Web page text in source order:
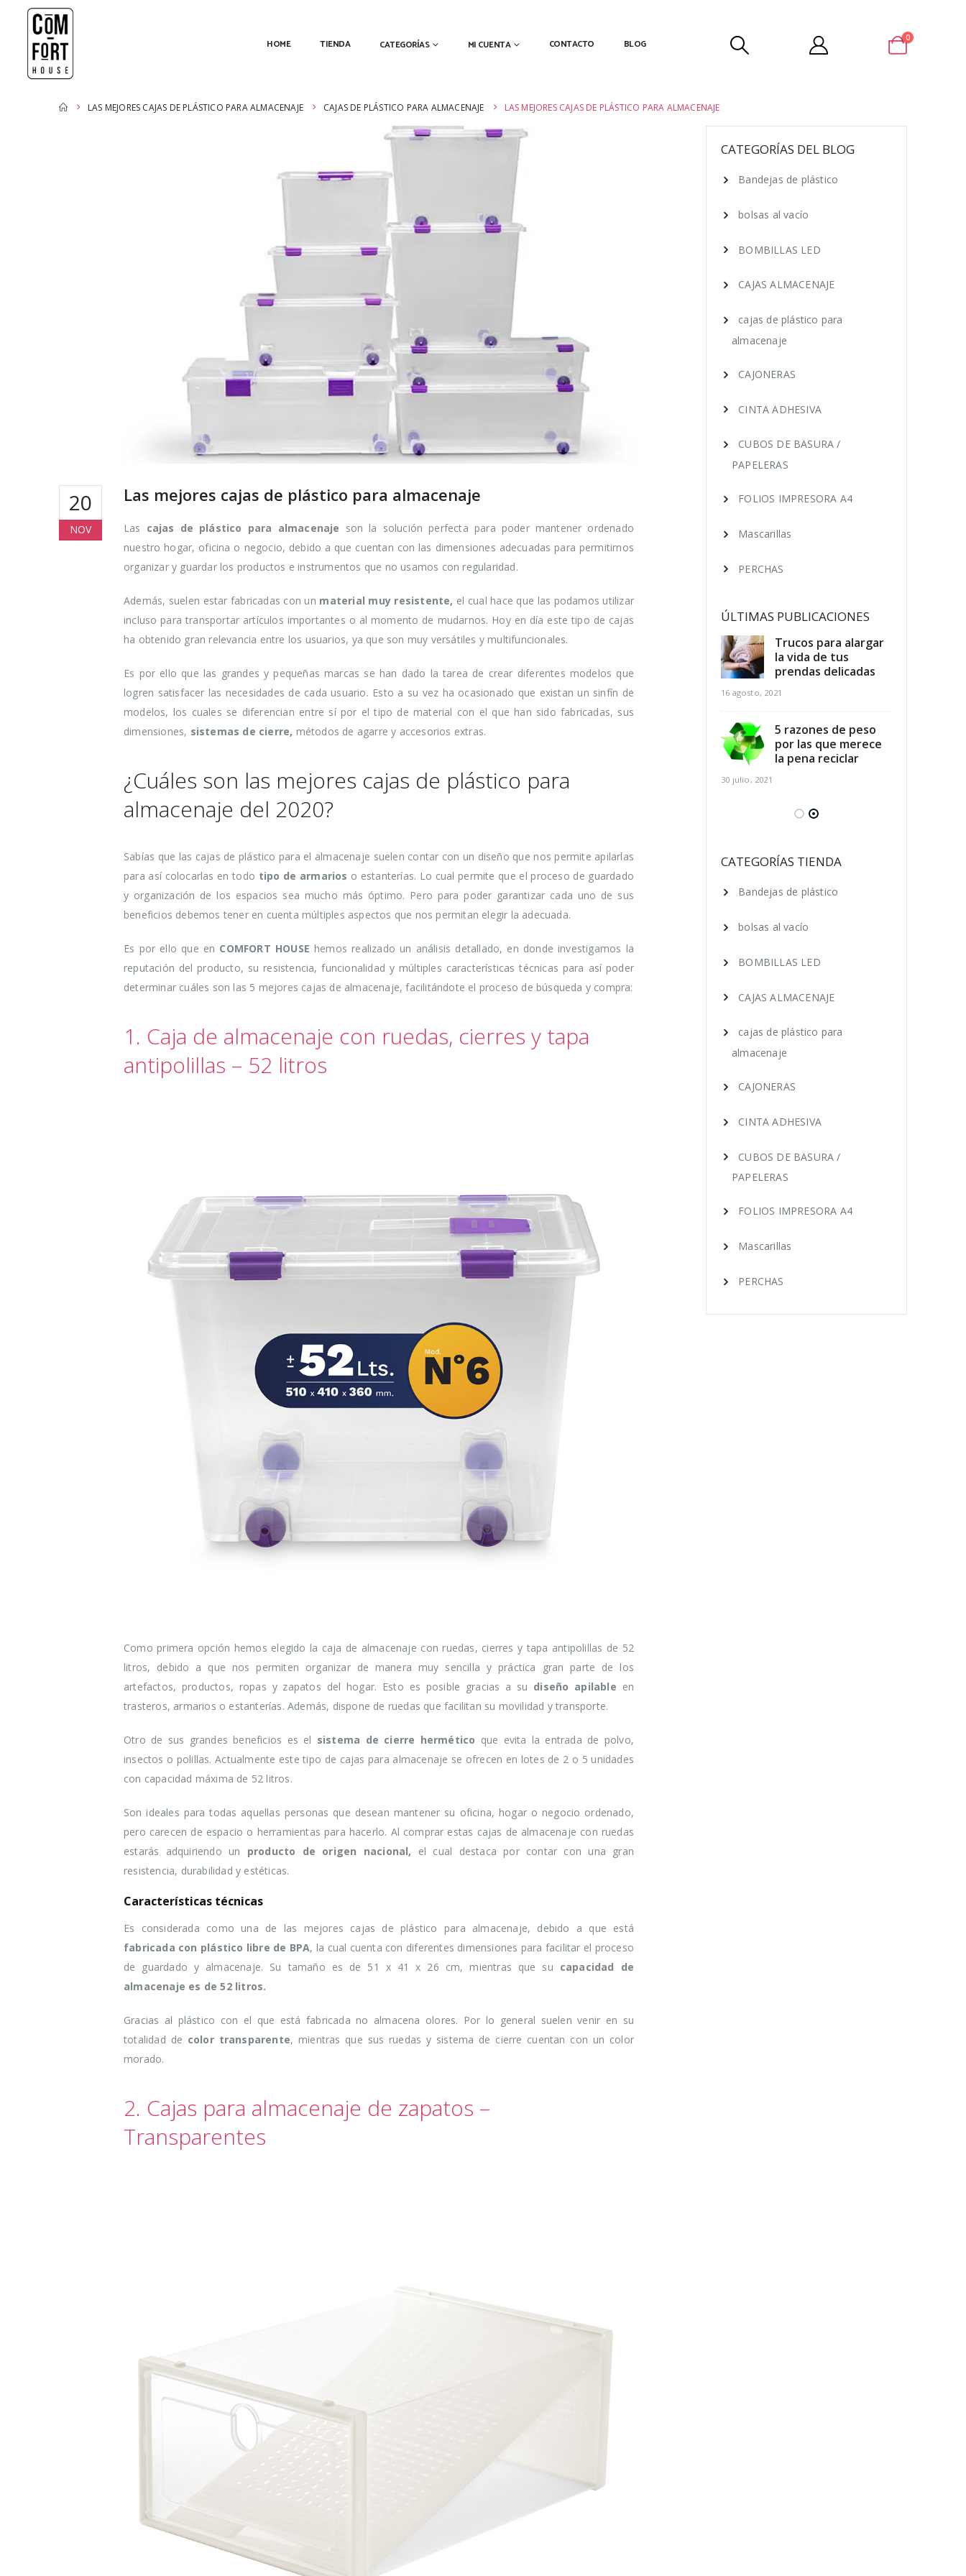
HOME TIENDA CATEGORÍAS MI CUENTA CONTACTO BLOG 0
LAS MEJORES CAJAS DE PLÁSTICO PARA ALMACENAJE CAJAS DE PLÁSTICO PARA ALMACENAJE LAS MEJORES CAJAS DE PLÁSTICO PARA ALMACENAJE
20
NOV
Las mejores cajas de plástico para almacenaje
Las cajas de plástico para almacenaje son la solución perfecta para poder mantener ordenado
nuestro hogar, oficina o negocio, debido a que cuentan con las dimensiones adecuadas para permitirnos
organizar y guardar los productos e instrumentos que no usamos con regularidad.
Además, suelen estar fabricadas con un material muy resistente, el cual hace que las podamos utilizar
incluso para transportar artículos importantes o al momento de mudarnos. Hoy en día este tipo de cajas
ha obtenido gran relevancia entre los usuarios, ya que son muy versátiles y multifuncionales.
Es por ello que las grandes y pequeñas marcas se han dado la tarea de crear diferentes modelos que
logren satisfacer las necesidades de cada usuario. Esto a su vez ha ocasionado que existan un sinfín de
modelos, los cuales se diferencian entre sí por el tipo de material con el que han sido fabricadas, sus
dimensiones, sistemas de cierre, métodos de agarre y accesorios extras.
¿Cuáles son las mejores cajas de plástico para
almacenaje del 2020?
Sabías que las cajas de plástico para el almacenaje suelen contar con un diseño que nos permite apilarlas
para así colocarlas en todo tipo de armarios o estanterías. Lo cual permite que el proceso de guardado
y organización de los espacios sea mucho más óptimo. Pero para poder garantizar cada uno de sus
beneficios debemos tener en cuenta múltiples aspectos que nos permitan elegir la adecuada.
Es por ello que en COMFORT HOUSE hemos realizado un análisis detallado, en donde investigamos la
reputación del producto, su resistencia, funcionalidad y múltiples características técnicas para así poder
determinar cuáles son las 5 mejores cajas de almacenaje, facilitándote el proceso de búsqueda y compra:
1. Caja de almacenaje con ruedas, cierres y tapa
antipolillas – 52 litros
Como primera opción hemos elegido la caja de almacenaje con ruedas, cierres y tapa antipolillas de 52
litros, debido a que nos permiten organizar de manera muy sencilla y práctica gran parte de los
artefactos, productos, ropas y zapatos del hogar. Esto es posible gracias a su diseño apilable en
trasteros, armarios o estanterías. Además, dispone de ruedas que facilitan su movilidad y transporte.
Otro de sus grandes beneficios es el sistema de cierre hermético que evita la entrada de polvo,
insectos o polillas. Actualmente este tipo de cajas para almacenaje se ofrecen en lotes de 2 o 5 unidades
con capacidad máxima de 52 litros.
Son ideales para todas aquellas personas que desean mantener su oficina, hogar o negocio ordenado,
pero carecen de espacio o herramientas para hacerlo. Al comprar estas cajas de almacenaje con ruedas
estarás adquiriendo un producto de origen nacional, el cual destaca por contar con una gran
resistencia, durabilidad y estéticas.
Características técnicas
Es considerada como una de las mejores cajas de plástico para almacenaje, debido a que está
fabricada con plástico libre de BPA, la cual cuenta con diferentes dimensiones para facilitar el proceso
de guardado y almacenaje. Su tamaño es de 51 x 41 x 26 cm, mientras que su capacidad de
almacenaje es de 52 litros.
Gracias al plástico con el que está fabricada no almacena olores. Por lo general suelen venir en su
totalidad de color transparente, mientras que sus ruedas y sistema de cierre cuentan con un color
morado.
2. Cajas para almacenaje de zapatos –
Transparentes
CATEGORÍAS DEL BLOG
Bandejas de plástico
bolsas al vacío
BOMBILLAS LED
CAJAS ALMACENAJE
cajas de plástico para
almacenaje
CAJONERAS
CINTA ADHESIVA
CUBOS DE BASURA /
PAPELERAS
FOLIOS IMPRESORA A4
Mascarillas
PERCHAS
ÚLTIMAS PUBLICACIONES
Cómo reducir los
alimentarios y
ahorrar al mismo
tiempo
cuidado de los pies
en verano
16 agosto, 2021
cosas que puedes
hacer para lograrlo
16 agosto, 2021
Trucos para alargar
prendas delicadas
16 agosto, 2021
5 razones de peso
30 julio, 2021
alimentarios y
ahorrar al mismo
tiempo
cosas que puedes
hacer para lograrlo
16 agosto, 2021
Trucos para alargar
la vida de tus
prendas delicadas
16 agosto, 2021
5 razones de peso
por las que merece
la pena reciclar
30 julio, 2021
CATEGORÍAS TIENDA
Bandejas de plástico
bolsas al vacío
BOMBILLAS LED
CAJAS ALMACENAJE
cajas de plástico para
almacenaje
CAJONERAS
CINTA ADHESIVA
CUBOS DE BASURA /
PAPELERAS
FOLIOS IMPRESORA A4
Mascarillas
PERCHAS